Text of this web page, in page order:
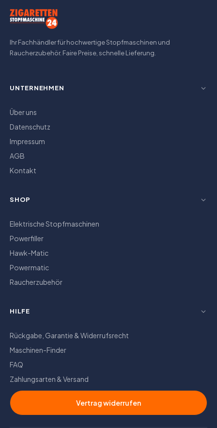
Ihr Fachhändler für hochwertige Stopfmaschinen und
Raucherzubehör. Faire Preise, schnelle Lieferung.
UNTERNEHMEN
Über uns
Datenschutz
Impressum
AGB
Kontakt
SHOP
Elektrische Stopfmaschinen
Powerfiller
Hawk-Matic
Powermatic
Raucherzubehör
HILFE
Rückgabe, Garantie & Widerrufsrecht
Maschinen-Finder
FAQ
Zahlungsarten & Versand
Vertrag widerrufen